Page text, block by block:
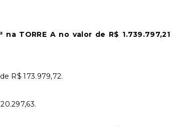
na TORRE A no valor de R$ 1.739.797,21
R$ 173.979,72.